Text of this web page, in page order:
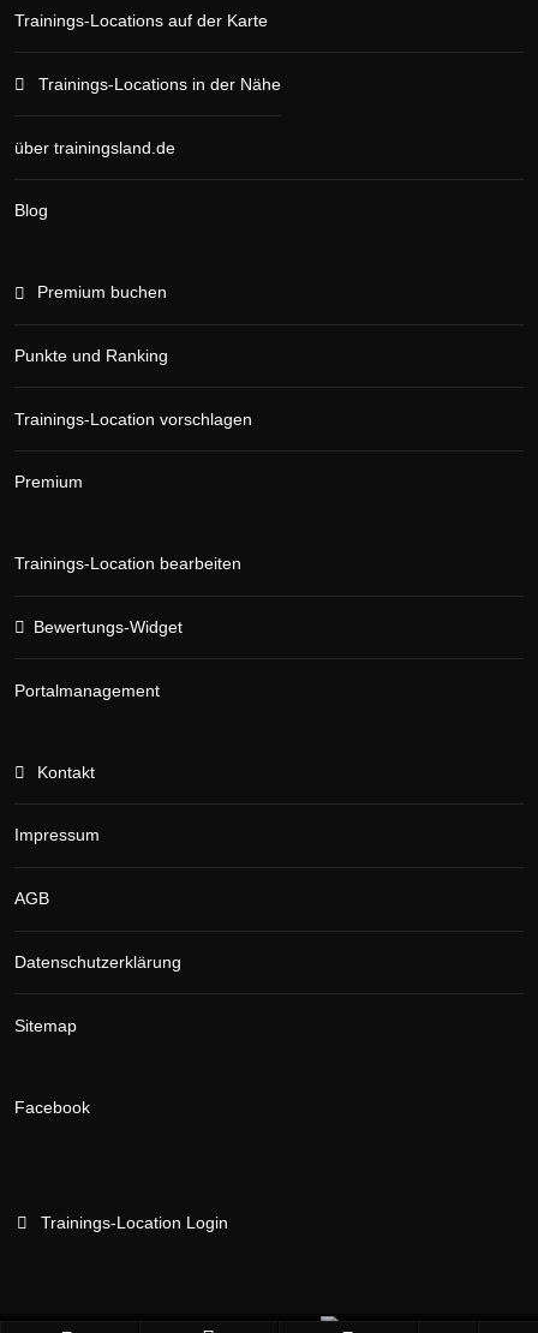
Trainings-Locations auf der Karte
Trainings-Locations in der Nähe
über trainingsland.de
Blog
Premium buchen
Punkte und Ranking
Trainings-Location vorschlagen
Premium
Trainings-Location bearbeiten
Bewertungs-Widget
Portalmanagement
Kontakt
Impressum
AGB
Datenschutzerklärung
Sitemap
Facebook
Trainings-Location Login